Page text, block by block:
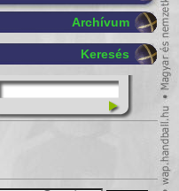
Archívum
Keresés